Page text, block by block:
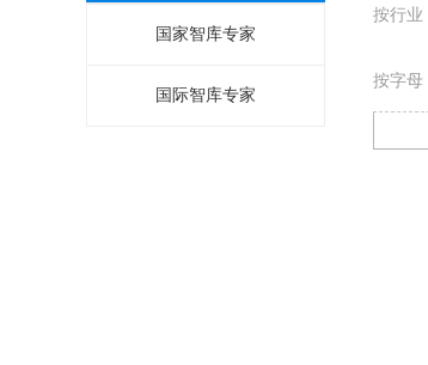
国家智库专家
国际智库专家
按行业
按字母